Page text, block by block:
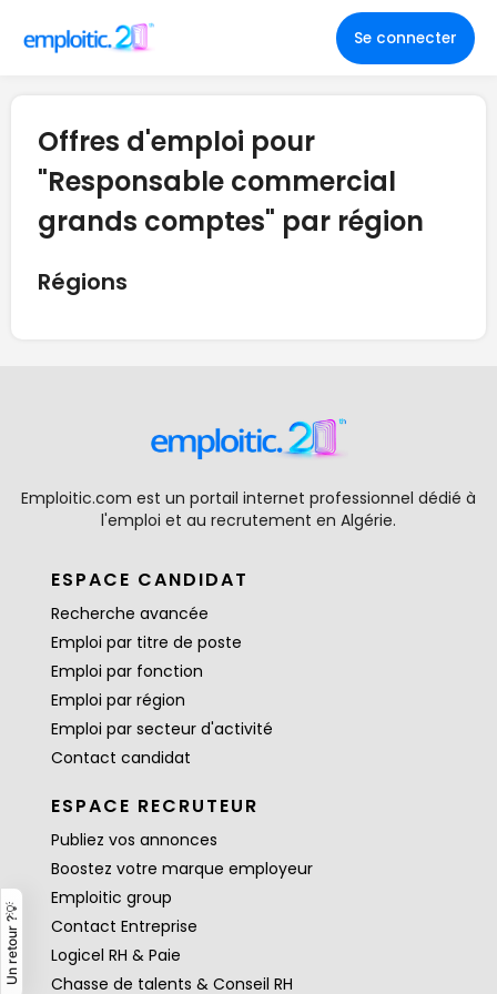
Se connecter
Offres d'emploi pour
"Responsable commercial
grands comptes" par région
Régions
Emploitic.com est un portail internet professionnel dédié à
l'emploi et au recrutement en Algérie.
ESPACE CANDIDAT
Recherche avancée
Emploi par titre de poste
Emploi par fonction
Emploi par région
Emploi par secteur d'activité
Contact candidat
ESPACE RECRUTEUR
Publiez vos annonces
Boostez votre marque employeur
Emploitic group
Contact Entreprise
Logicel RH & Paie
Chasse de talents & Conseil RH
Un retour ?💡